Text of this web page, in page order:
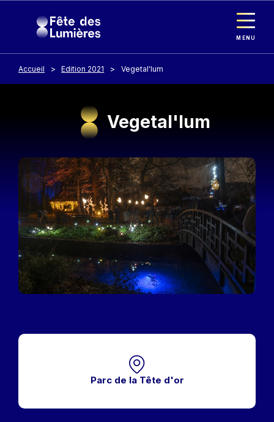
MENU
Accueil Edition 2021 Vegetal'lum
Vegetal'lum
Image
Parc de la Tête d'or